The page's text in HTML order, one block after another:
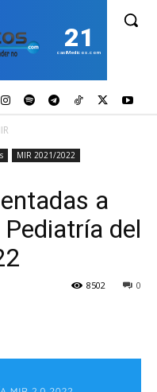
21
casiMedicos.com
MIR 2021/2022
a
del
0
8502